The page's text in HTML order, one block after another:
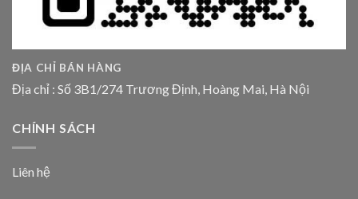
ĐỊA CHỈ BÁN HÀNG
Địa chỉ : Số 3B1/274 Trương Định, Hoàng Mai, Hà Nội
CHÍNH SÁCH
Liên hệ